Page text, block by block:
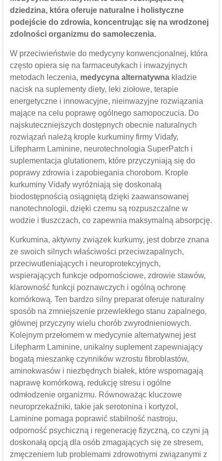
dziedzina, która oferuje naturalne i holistyczne
podejście do zdrowia, koncentrując się na wrodzonej
zdolności organizmu do samoleczenia.
W przeciwieństwie do medycyny konwencjonalnej, która
często opiera się na farmaceutykach i inwazyjnych
metodach leczenia, medycyna alternatywnakładzie
nacisk na suplementy diety, leki ziołowe, terapie
energetyczne i innowacyjne, nieinwazyjne rozwiązania
mające na celu poprawę ogólnego samopoczucia. Do
najskuteczniejszych dostępnych obecnie naturalnych
rozwiązań należą krople kurkuminy firmy Vidafy,
Lifepharm Laminine, neurotechnologia SuperPatch i
suplementacja glutationem, które przyczyniają się do
poprawy zdrowia i zapobiegania chorobom. Krople
kurkuminy Vidafy wyróżniają się doskonałą
biodostępnością osiągniętą dzięki zaawansowanej
nanotechnologii, dzięki czemu są rozpuszczalne w
wodzie i tłuszczach, co zapewnia maksymalną absorpcję.
Kurkumina, aktywny związek kurkumy, jest dobrze znana
ze swoich silnych właściwości przeciwzapalnych,
przeciwutleniających i neuroprotekcyjnych,
wspierających funkcje odpornościowe, zdrowie stawów,
klarowność funkcji poznawczych i ogólną ochronę
komórkową. Ten bardzo silny preparat oferuje naturalny
sposób na zmniejszenie przewlekłego stanu zapalnego,
głównej przyczyny wielu chorób zwyrodnieniowych.
Kolejnym przełomem w medycynie alternatywnej jest
Lifepharm Laminine, unikalny suplement zapewniający
bogatą mieszankę czynników wzrostu fibroblastów,
aminokwasów i niezbędnych białek, które wspomagają
naprawę komórkową, redukcję stresu i ogólne
odmłodzenie organizmu. Równoważąc kluczowe
neuroprzekaźniki, takie jak serotonina i kortyzol,
Laminine pomaga poprawić stabilność nastroju,
odporność psychiczną i regenerację fizyczną, co czyni ją
doskonałą opcją dla osób zmagających się ze stresem,
zmęczeniem lub problemami zdrowotnymi związanymi z